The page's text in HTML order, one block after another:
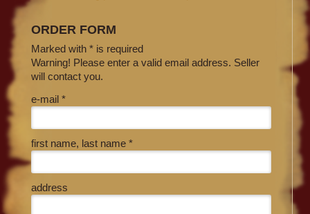
ORDER FORM
Marked with * is required
Warning! Please enter a valid email address. Seller
will contact you.
e-mail *
first name, last name *
address